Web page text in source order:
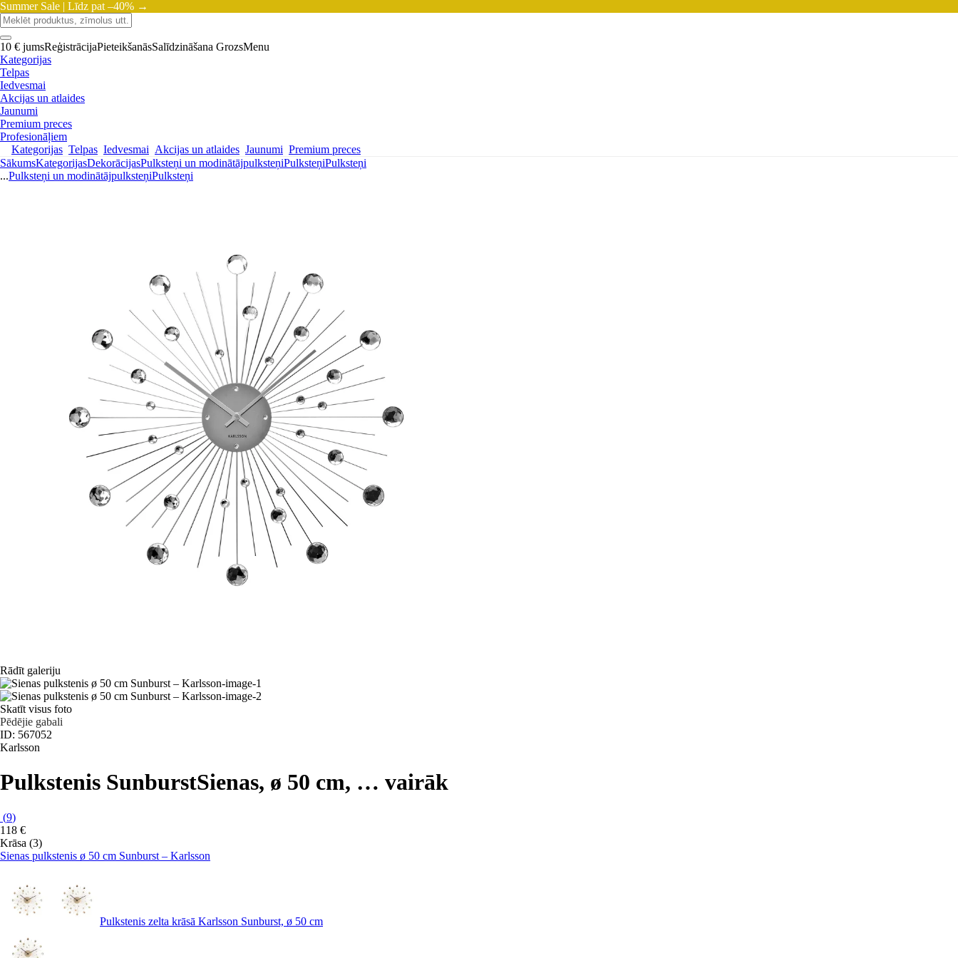
Summer Sale | Līdz pat –40% →
10 € jumsReģistrācijaPieteikšanāsSalīdzināšana GrozsMenu
Kategorijas
Telpas
Iedvesmai
Akcijas un atlaides
Jaunumi
Premium preces
Profesionāļiem
Kategorijas Telpas Iedvesmai Akcijas un atlaides Jaunumi Premium preces
SākumsKategorijasDekorācijasPulksteņi un modinātājpulksteņiPulksteņiPulksteņi
...Pulksteņi un modinātājpulksteņiPulksteņi
Rādīt galeriju
Skatīt visus foto
Pēdējie gabali
ID: 567052
Karlsson
Pulkstenis SunburstSienas, ø 50 cm, … vairāk
(9)
118 €
Krāsa (3)
Sienas pulkstenis ø 50 cm Sunburst – Karlsson
Pulkstenis zelta krāsā Karlsson Sunburst, ø 50 cm